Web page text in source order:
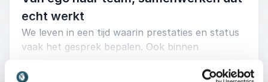
waarom kwetsbaarheid en eigenaarschap de
sleutel zijn tot duurzame betrokkenheid;
en hoe je vanuit gedeelde waarden een
cultuur creëert waarin mensen elkaar
echt werkt
We leven in een tijd waarin prestaties en status
vaak het gesprek bepalen. Ook binnen
carrière, mijn resultaten, mijn plek. Maar volgens